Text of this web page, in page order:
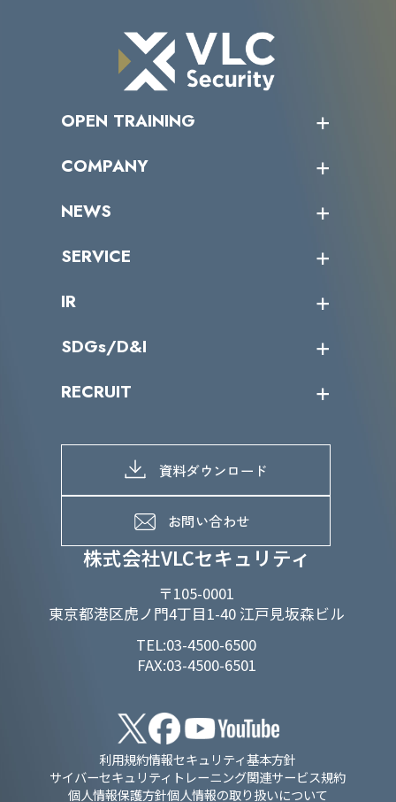
株式会社VLCセキュリティ
〒105-0001
東京都港区虎ノ門4丁目1-40 江戸見坂森ビル
TEL:03-4500-6500
FAX:03-4500-6501
OPEN TRAINING
受講者の声
COMPANY
トップメッセージ
ミッション／ビジョン
パートナー企業一覧
NEWS
サイバーニュース
SERVICE
カテゴリー別サービス一覧
IR
IRカレンダー
IRライブラリー
よくあるご質問
SDGs/D&I
当グループのマテリアリティ
SDGs推進体制
D&Iの取り組み
RECRUIT
募集職種一覧
メッセージ
メンバーインタビュー
資料ダウンロード
お問い合わせ
利用規約情報セキュリティ基本方針
サイバーセキュリティトレーニング関連サービス規約
個人情報保護方針個人情報の取り扱いについて